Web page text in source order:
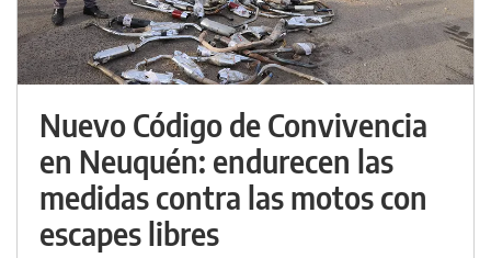
Nuevo Código de Convivencia
en Neuquén: endurecen las
medidas contra las motos con
escapes libres